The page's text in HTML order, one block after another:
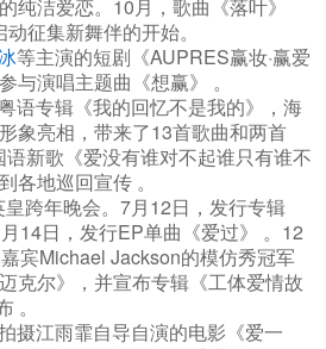
纯洁爱恋。10月，歌曲《落叶》
征集新舞伴的开始。
等主演的短剧《AUPRES赢妆·赢爱
与演唱主题曲《想赢》 。
语专辑《我的回忆不是我的》，海
象亮相，带来了13首歌曲和两首
新歌《爱没有谁对不起谁只有谁不
各地巡回宣传 。
跨年晚会。7月12日，发行专辑
14日，发行EP单曲《爱过》 。12
宾Michael Jackson的模仿秀冠军
克尔》，并宣布专辑《工体爱情故
。
摄江雨霏自导自演的电影《爱一